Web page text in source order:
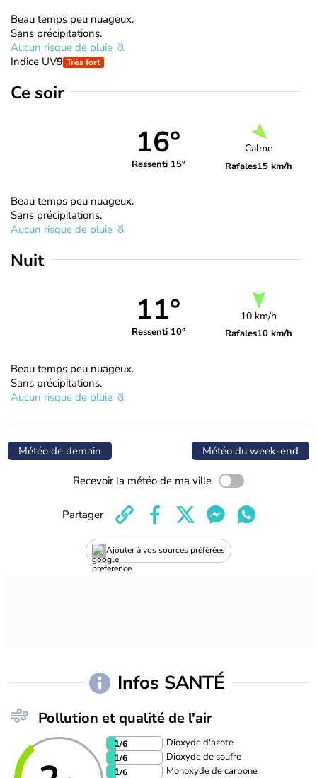
Beau temps peu nuageux.
Sans précipitations.
Aucun risque de pluie
Indice UV9 Très fort
Ce soir
16°
Ressenti 15°
Calme
Rafales15 km/h
Beau temps peu nuageux.
Sans précipitations.
Aucun risque de pluie
Nuit
11°
Ressenti 10°
10 km/h
Rafales10 km/h
Beau temps peu nuageux.
Sans précipitations.
Aucun risque de pluie
Météo de demain Météo du week-end
Recevoir la météo de ma ville
Ajouter à vos sources préférées
Partager
Infos SANTÉ
Pollution et qualité de l'air
1/6 Dioxyde d'azote
1/6 Dioxyde de soufre
1/6 Monoxyde de carbone